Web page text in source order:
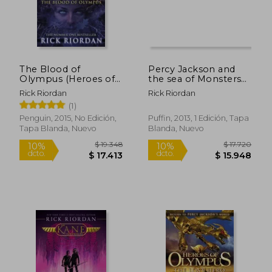
dcto. $ 35.999 dcto.
The Blood of
Olympus (Heroes of
Olympus Book 5) (en
Inglés)
Rick Riordan
(1)
Penguin, 2015, No Edición,
Tapa Blanda, Nuevo
Percy Jackson and
the sea of Monsters
(en Inglés)
Rick Riordan
Puffin, 2013, 1 Edición, Tapa
Blanda, Nuevo